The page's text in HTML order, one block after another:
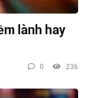
lành hay
0 236